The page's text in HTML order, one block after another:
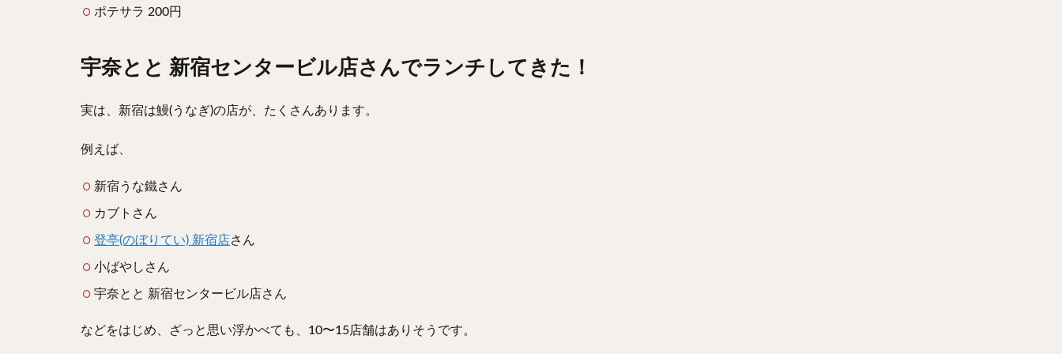
ポテサラ 200円
宇奈とと 新宿センタービル店さんでランチしてきた！
実は、新宿は鰻(うなぎ)の店が、たくさんあります。
例えば、
新宿うな鐵さん
カブトさん
登亭(のぼりてい) 新宿店さん
小ばやしさん
宇奈とと 新宿センタービル店さん
などをはじめ、ざっと思い浮かべても、10〜15店舗はありそうです。